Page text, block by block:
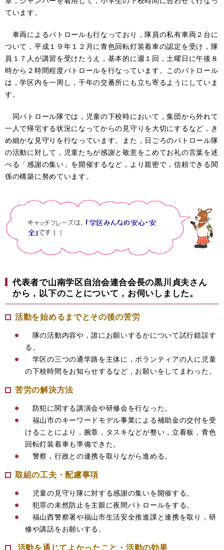
ています。
車両によるパトロールも行なっており，隊員の私有車両２台に
ついて，平成１９年１２月に青色回転灯装着車の認定を受け，隊
員１７人が講習を受けたうえ，基本的に週１回，土曜日に午後８
時から２時間程度パトロールを行なっています。このパトロール
は，学区内を一周し，千年の交番所にも立ち寄るようにしていま
す。
同パトロール隊では，児童の下校時において，集団から外れて
一人で帰宅する状況になってからの見守りを大切にするなど，き
め細かな見守りを行なっています。また，日ごろのパトロール隊
の活動に対して，児童たちが感謝と敬意をこめてお礼の言葉を述
べる「感謝の集い」を開催するなど，より親密で，信頼できる関
係の構築に努めています。
代表者で山南学区自治会連合会長の黒川貞夫さん
から，以下のことについて，お伺いしました。
活動を始めるまでとその後の苦労
隊の活動内容や，誰にお願いするかについて試行錯誤す
る。
学区の三つの通学路を主体に，ボランティアの人に児童
の下校時間をお知らせするなど，お願いをしてまわった。
苦労の解決方法
防犯に関する講演会や研修会を行なった。
福山市のキーワードモデル事業による補助金の交付を受
けることにより，腕章，タスキなどが整い，立看板，青色
回転灯装着車も準備できた。
警察，行政との連携を取りながら進める。
取組の工夫・配慮事項
児童の見守り隊に対する感謝の集いを開催する。
犯罪の未然防止を主眼に夜間パトロールをする。
福山西警察署や福山市生活安全推進課と連携を取り，研
修や講話をお願いする。
活動を通じてよかったこと・活動の効果